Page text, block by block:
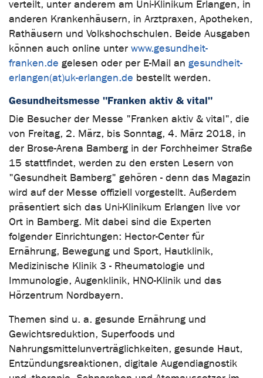
verteilt, unter anderem am Uni-Klinikum Erlangen, in
anderen Krankenhäusern, in Arztpraxen, Apotheken,
Rathäusern und Volkshochschulen. Beide Ausgaben
können auch online unter www.gesundheit-
franken.de gelesen oder per E-Mail an gesundheit-
erlangen(at)uk-erlangen.de bestellt werden.
Gesundheitsmesse "Franken aktiv & vital"
Die Besucher der Messe "Franken aktiv & vital", die
von Freitag, 2. März, bis Sonntag, 4. März 2018, in
der Brose-Arena Bamberg in der Forchheimer Straße
15 stattfindet, werden zu den ersten Lesern von
"Gesundheit Bamberg" gehören - denn das Magazin
wird auf der Messe offiziell vorgestellt. Außerdem
präsentiert sich das Uni-Klinikum Erlangen live vor
Ort in Bamberg. Mit dabei sind die Experten
folgender Einrichtungen: Hector-Center für
Ernährung, Bewegung und Sport, Hautklinik,
Medizinische Klinik 3 - Rheumatologie und
Immunologie, Augenklinik, HNO-Klinik und das
Hörzentrum Nordbayern.
Themen sind u. a. gesunde Ernährung und
Gewichtsreduktion, Superfoods und
Nahrungsmittelunverträglichkeiten, gesunde Haut,
Entzündungsreaktionen, digitale Augendiagnostik